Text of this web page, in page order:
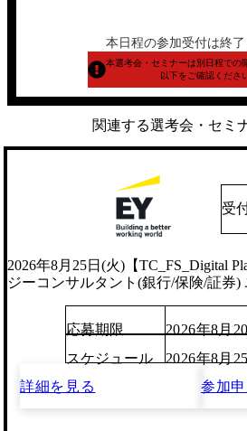
本日程の参加受付は終了
本選考会・セミナーは別日程での
以下をご確認くださ
関連する選考会・セミ
受
2026年8月25日(火)【TC_FS_Digital
ジーコンサルタント(銀行/保険/証券)
応募期限
2026年8月
スケジュール
2026年8月
詳細を見る
参加